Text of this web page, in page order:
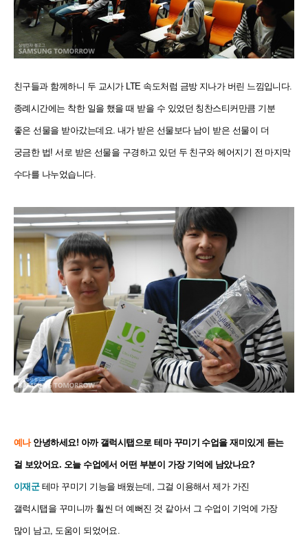
친구들과 함께하니 두 교시가 LTE 속도처럼 금방 지나가 버린 느낌입니다.
종례시간에는 착한 일을 했을 때 받을 수 있었던 칭찬스티커만큼 기분
좋은 선물을 받아갔는데요. 내가 받은 선물보다 남이 받은 선물이 더
궁금한 법! 서로 받은 선물을 구경하고 있던 두 친구와 헤어지기 전 마지막
수다를 나누었습니다.
예나안녕하세요! 아까 갤럭시탭으로 테마 꾸미기 수업을 재미있게 듣는
걸 보았어요. 오늘 수업에서 어떤 부분이 가장 기억에 남았나요?
이재군테마 꾸미기 기능을 배웠는데, 그걸 이용해서 제가 가진
갤럭시탭을 꾸미니까 훨씬 더 예뻐진 것 같아서 그 수업이 기억에 가장
많이 남고, 도움이 되었어요.